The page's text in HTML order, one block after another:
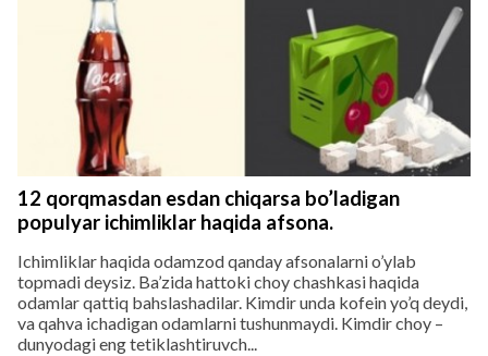
защищены.
12 qorqmasdan esdan chiqarsa bo’ladigan
populyar ichimliklar haqida afsona.
Ichimliklar haqida odamzod qanday afsonalarni o’ylab
topmadi deysiz. Ba’zida hattoki choy chashkasi haqida
odamlar qattiq bahslashadilar. Kimdir unda kofein yo’q deydi,
va qahva ichadigan odamlarni tushunmaydi. Kimdir choy –
dunyodagi eng tetiklashtiruvch...